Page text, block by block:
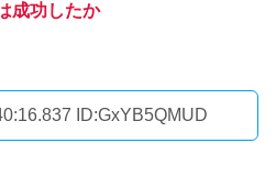
成功したか
ID:GxYB5QMUD